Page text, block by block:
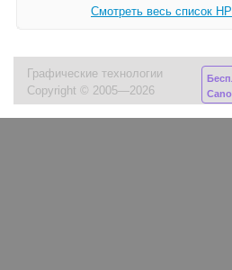
Смотреть весь список HP
Графические технологии
Copyright © 2005—2026